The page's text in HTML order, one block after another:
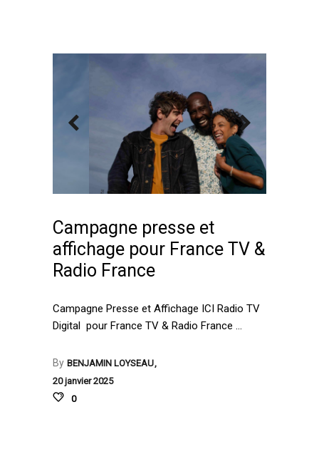
Campagne presse et
affichage pour France TV &
Radio France
Campagne Presse et Affichage ICI Radio TV
Digital pour France TV & Radio France
By BENJAMIN LOYSEAU
20 janvier 2025
0